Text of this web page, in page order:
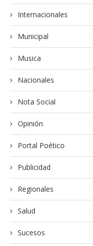
Internacionales
Municipal
Musica
Nacionales
Nota Social
Opinión
Portal Poético
Publicidad
Regionales
Salud
Sucesos